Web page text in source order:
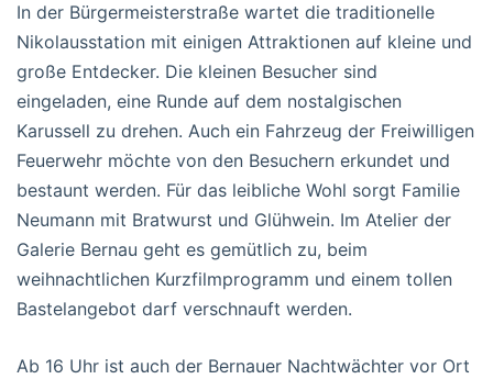
In der Bürgermeisterstraße wartet die traditionelle
Nikolausstation mit einigen Attraktionen auf kleine und
große Entdecker. Die kleinen Besucher sind
eingeladen, eine Runde auf dem nostalgischen
Karussell zu drehen. Auch ein Fahrzeug der Freiwilligen
Feuerwehr möchte von den Besuchern erkundet und
bestaunt werden. Für das leibliche Wohl sorgt Familie
Neumann mit Bratwurst und Glühwein. Im Atelier der
Galerie Bernau geht es gemütlich zu, beim
weihnachtlichen Kurzfilmprogramm und einem tollen
Bastelangebot darf verschnauft werden.
Ab 16 Uhr ist auch der Bernauer Nachtwächter vor Ort